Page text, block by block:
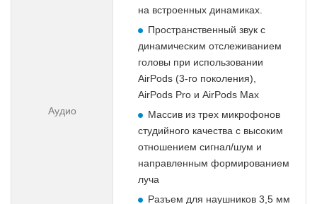
Аудио
на встроенных динамиках.
Пространственный звук с
динамическим отслеживанием
головы при использовании
AirPods (3-го поколения),
AirPods Pro и AirPods Max
Массив из трех микрофонов
студийного качества с высоким
отношением сигнал/шум и
направленным формированием
луча
Разъем для наушников 3,5 мм